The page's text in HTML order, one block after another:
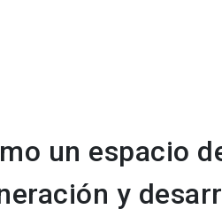
un espacio
y